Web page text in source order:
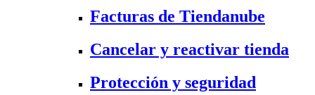
Facturas de Tiendanube
Cancelar y reactivar tienda
Protección y seguridad